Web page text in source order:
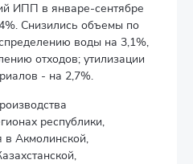
ИПП в январе-сентябре
Снизились объемы по
воды на 3,1%,
отходов; утилизации
- на 2,7%.
республики,
в Акмолинской,